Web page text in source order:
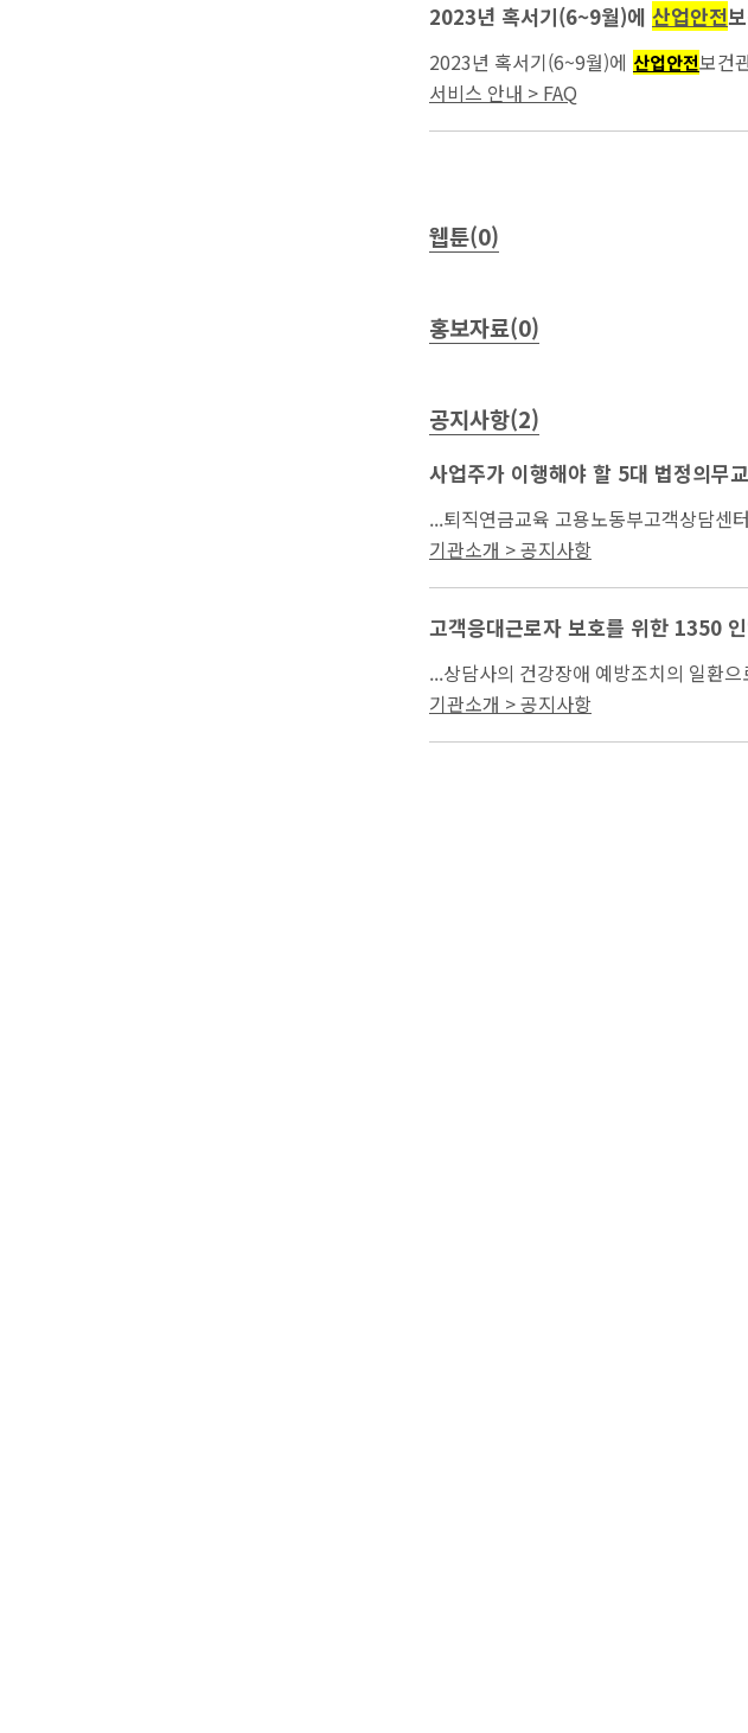
2023년 혹서기(6~9월)에 산업안전
2023년 혹서기(6~9월)에 산업안전보건
서비스 안내 > FAQ
웹툰(0)
홍보자료(0)
공지사항(2)
사업주가 이행해야 할 5대 법정의무
기관소개 > 공지사항
고객응대근로자 보호를 위한 1350
...상담사의 건강장애 예방조치의 일환
별도로 7일간 전화 인입 제한 조치(성희
기관소개 > 공지사항